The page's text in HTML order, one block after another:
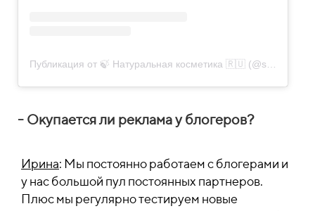
- Окупается ли реклама у блогеров?
Ирина: Мы постоянно работаем с блогерами и
у нас большой пул постоянных партнеров.
Плюс мы регулярно тестируем новые